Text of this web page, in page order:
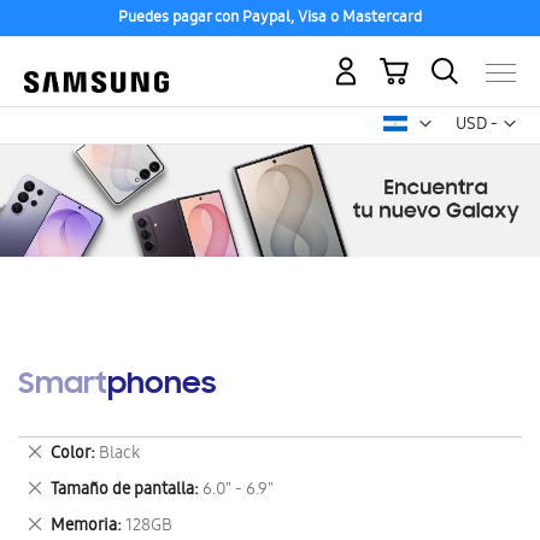
Puedes pagar con Paypal, Visa o Mastercard
USD -
dólar
Mi carrito
Smartphones
Color Black
Eliminar
este
artículo
Tamaño de pantalla 6.0" - 6.9"
Eliminar
este
Memoria 128GB
Eliminar